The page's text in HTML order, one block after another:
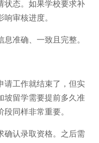
状态。如果学校要求补
审核进度。
准确、一致且完整。
工作就结束了，但实
坡留学需要提前多久准
同样非常重要。
认录取资格。之后需